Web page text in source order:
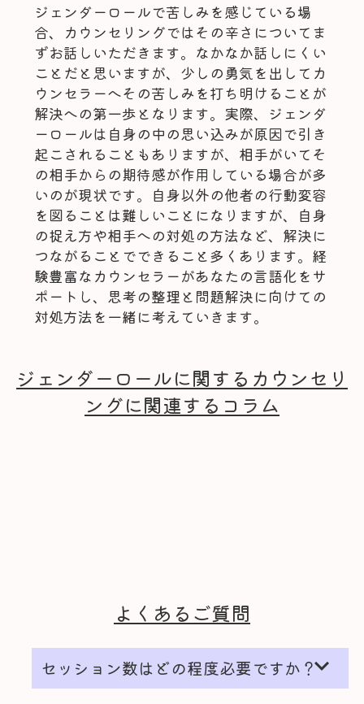
ジェンダーロールで苦しみを感じている場
合、カウンセリングではその辛さについてま
ずお話しいただきます。なかなか話しにくい
ことだと思いますが、少しの勇気を出してカ
ウンセラーへその苦しみを打ち明けることが
解決への第一歩となります。実際、ジェンダ
ーロールは自身の中の思い込みが原因で引き
起こされることもありますが、相手がいてそ
の相手からの期待感が作用している場合が多
いのが現状です。自身以外の他者の行動変容
を図ることは難しいことになりますが、自身
の捉え方や相手への対処の方法など、解決に
つながることでできること多くあります。経
験豊富なカウンセラーがあなたの言語化をサ
ポートし、思考の整理と問題解決に向けての
対処方法を一緒に考えていきます。
ジェンダーロールに関するカウンセリ
ングに関連するコラム
よくあるご質問
セッション数はどの程度必要ですか？expand_more